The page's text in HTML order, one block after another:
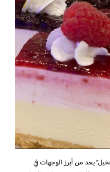
يعد من أبرز الوجهات في